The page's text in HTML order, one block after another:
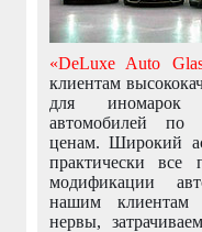
«DeLuxe Auto
клиентам
для иномарок
автомобилей
ценам. Широкий
практически все
модификации
нашим клиентам
нервы,